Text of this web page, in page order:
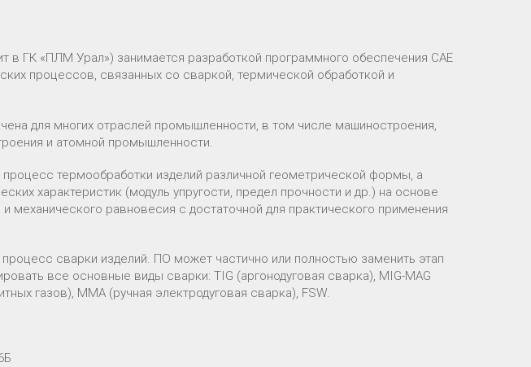
в ГК «ПЛМ Урал») занимается разработкой программного обеспечения CAE
процессов, связанных со сваркой, термической обработкой и
для многих отраслей промышленности, в том числе машиностроения,
и атомной промышленности.
процесс термообработки изделий различной геометрической формы, а
характеристик (модуль упругости, предел прочности и др.) на основе
механического равновесия с достаточной для практического применения
процесс сварки изделий. ПО может частично или полностью заменить этап
все основные виды сварки: TIG (аргонодуговая сварка), MIG-MAG
газов), MMA (ручная электродуговая сварка), FSW.